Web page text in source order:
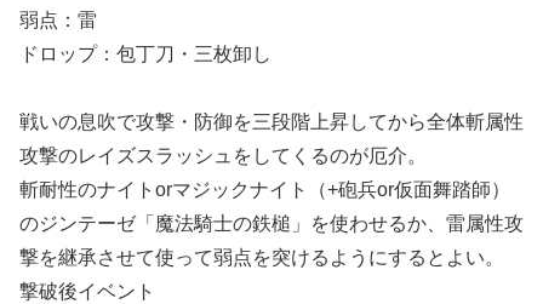
弱点：雷
ドロップ：包丁刀・三枚卸し
戦いの息吹で攻撃・防御を三段階上昇してから全体斬属性
攻撃のレイズスラッシュをしてくるのが厄介。
斬耐性のナイトorマジックナイト（+砲兵or仮面舞踏師）
のジンテーゼ「魔法騎士の鉄槌」を使わせるか、雷属性攻
撃を継承させて使って弱点を突けるようにするとよい。
撃破後イベント